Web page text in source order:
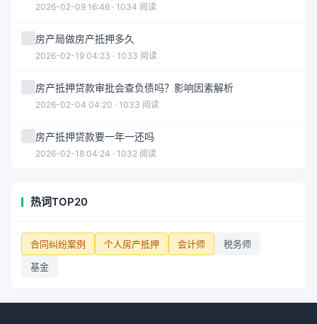
2026-02-09 16:46 · 1034 阅读
房产局做房产抵押多久
2026-02-19 04:23 · 1033 阅读
房产抵押贷款审批会查负债吗？影响因素解析
2026-02-04 04:20 · 1033 阅读
房产抵押贷款要一年一还吗
2026-02-18 04:24 · 1032 阅读
热词TOP20
合同纠纷案例 个人房产抵押 会计师
税务师
基金